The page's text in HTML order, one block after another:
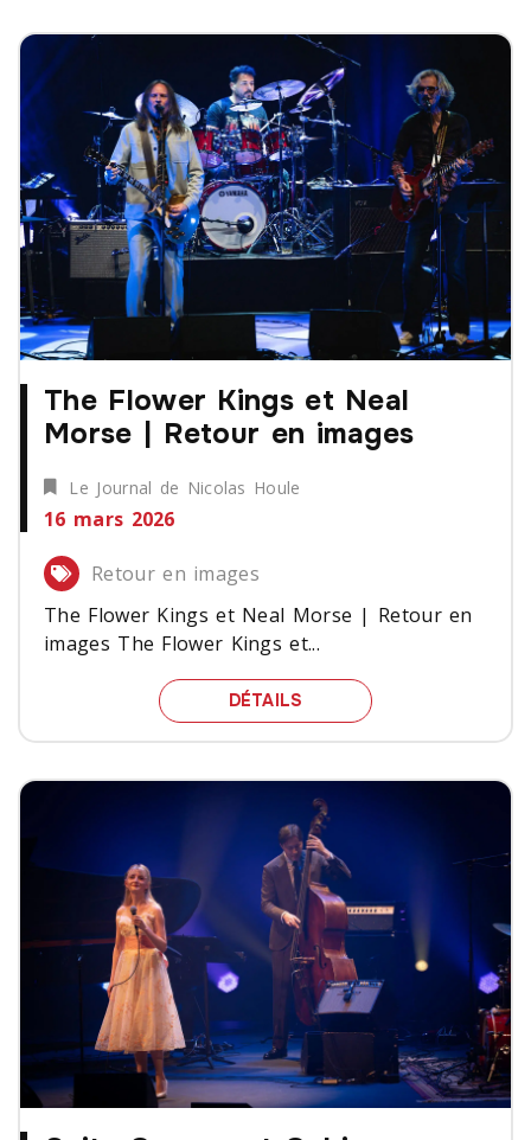
The Flower Kings et Neal
Morse | Retour en images
Le Journal de Nicolas Houle
16 mars 2026
Retour en images
The Flower Kings et Neal Morse | Retour en
images The Flower Kings et...
DÉTAILS THE FLOWER KINGS ET